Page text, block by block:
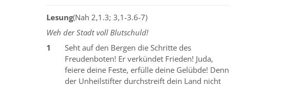
Lesung(Nah 2,1.3; 3,1-3.6-7)
Weh der Stadt voll Blutschuld!
1
Seht auf den Bergen die Schritte des
Freudenboten! Er verkündet Frieden! Juda,
feiere deine Feste, erfülle deine Gelübde! Denn
der Unheilstifter durchstreift dein Land nicht